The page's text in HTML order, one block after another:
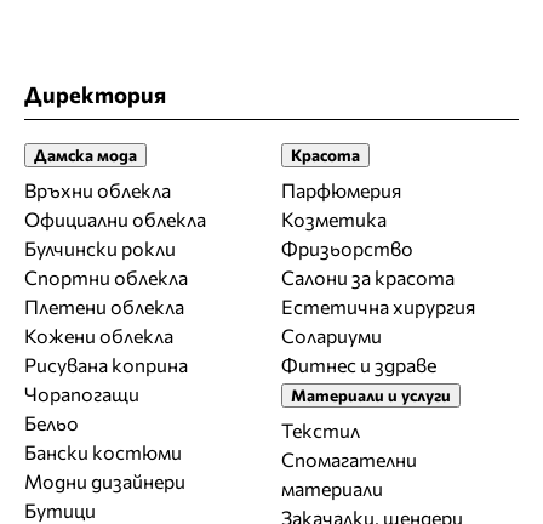
Директория
Дамска мода
Връхни облекла
Официални облекла
Булчински рокли
Спортни облекла
Плетени облекла
Кожени облекла
Рисувана коприна
Чорапогащи
Бельо
Бански костюми
Модни дизайнери
Бутици
Красота
Парфюмерия
Козметика
Фризьорство
Салони за красота
Естетична хирургия
Солариуми
Фитнес и здраве
Материали и услуги
Текстил
Спомагателни
материали
Закачалки, щендери